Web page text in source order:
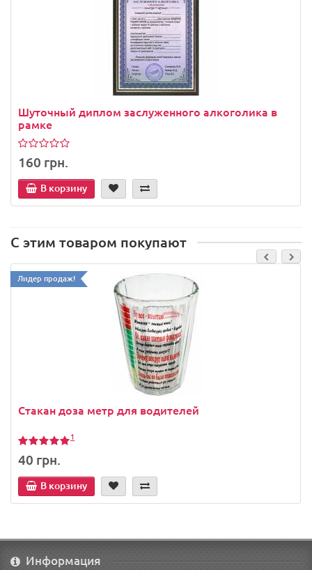
Шуточный диплом заслуженного алкоголика в
рамке
160 грн.
В корзину
С этим товаром покупают
Лидер продаж!
Стакан доза метр для водителей
1
40 грн.
В корзину
Информация